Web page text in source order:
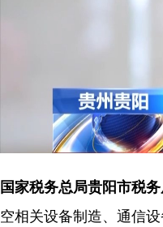
国家税务总局贵阳市税
空相关设备制造、通信